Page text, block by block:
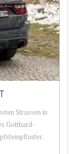
Strassen in
Gotthard-